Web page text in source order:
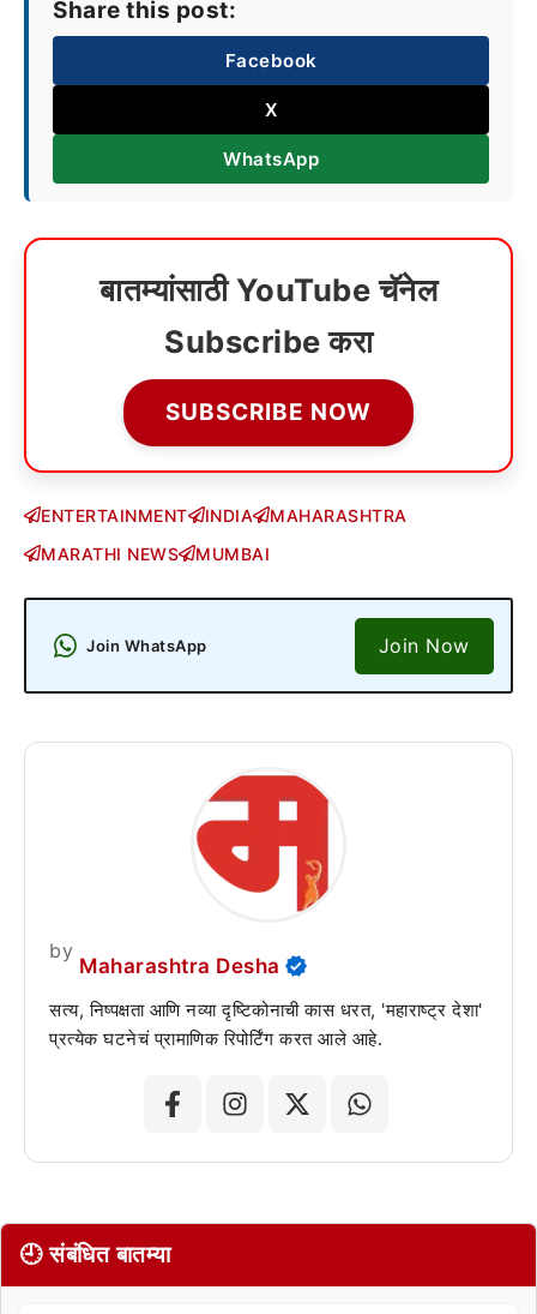
Share this post:
Facebook
X
WhatsApp
बातम्यांसाठी YouTube चॅनेल
Subscribe करा
SUBSCRIBE NOW
ENTERTAINMENT INDIA
MAHARASHTRA
MARATHI NEWS
MUMBAI
Join WhatsApp Join Now
by
Maharashtra Desha
सत्य, निष्पक्षता आणि नव्या दृष्टिकोनाची कास धरत, 'महाराष्ट्र देशा'
प्रत्येक घटनेचं प्रामाणिक रिपोर्टिंग करत आले आहे.
🕘 संबंधित बातम्या